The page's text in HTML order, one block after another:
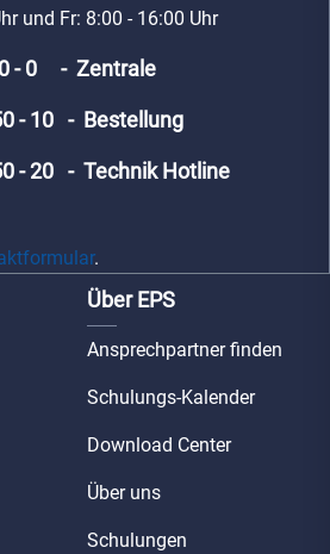
und Fr: 8:00 - 16:00 Uhr
- 0 - Zentrale
- 10 - Bestellung
- 20 - Technik Hotline
.
Über EPS
Ansprechpartner finden
Schulungs-Kalender
Download Center
Über uns
Schulungen